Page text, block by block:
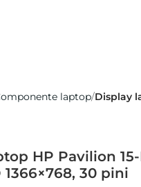
laptop Display
HP Pavilion 15-
1366×768, 30 pini